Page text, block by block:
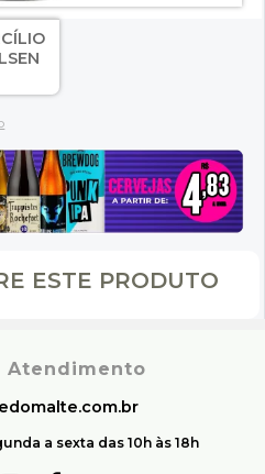
ESTE PRODUTO
Atendimento
a sexta das 10h às 18h